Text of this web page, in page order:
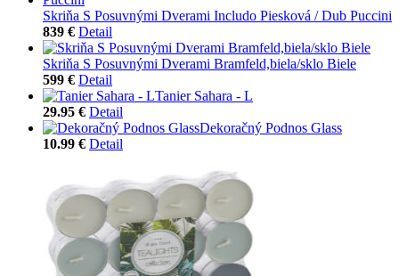
Skriňa S Posuvnými Dverami Includo Piesková / Dub Puccini
839 € Detail
Skriňa S Posuvnými Dverami Bramfeld,biela/sklo Biele
599 € Detail
Tanier Sahara - L
29.95 € Detail
Dekoračný Podnos Glass
10.99 € Detail